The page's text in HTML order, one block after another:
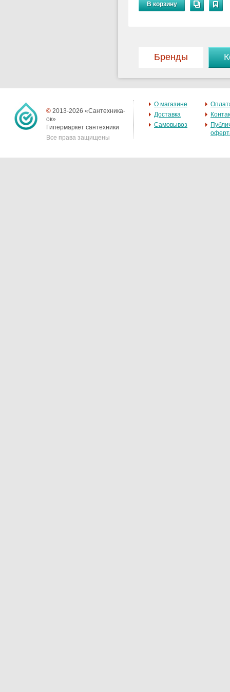
В корзину
Бренды
© 2013-2026 «Сантехника-
ок»
Гипермаркет сантехники
Все права защищены
О магазине
Доставка
Самовывоз